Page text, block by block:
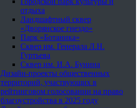
отдыха
Ландшафтный сквер
«Дворянское гнездо»
Парк «Ботаника»
Сквер им. Генерала Л.Н.
Гуртьева
Сквер им. И.А. Бунина
Дизайн-проекты общественных
территорий, участвующих в
рейтинговом голосовании на право
благоустройства в 2025 году